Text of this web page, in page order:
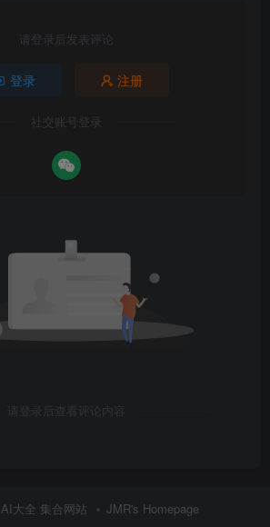
请登录后发表评论
登录 注册
社交账号登录
请登录后查看评论内容
AI大全 集合网站 JMR's Homepage